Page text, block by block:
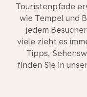
Touristenpfade
wie Tempel und
jedem
viele zieht es
Tipps,
finden Sie in